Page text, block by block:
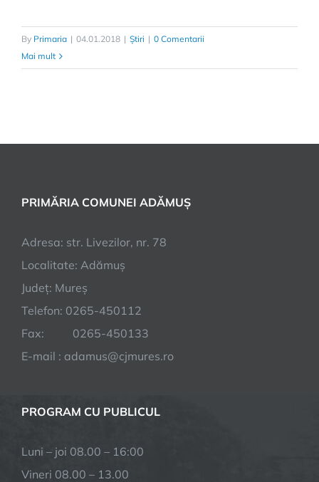
By Primaria | 04.01.2018 | Știri | 0 Comentarii
Mai mult
PRIMĂRIA COMUNEI ADĂMUȘ
Adresa: str. Livezilor, nr. 78
Localitate: Adămuș
Județ: Mureș
Telefon: 0265-450112
Fax: 0265-450133
E-mail : adamus@cjmures.ro
PROGRAM CU PUBLICUL
Luni – joi 08.00 – 16:00
Vineri 08.00 – 13.00